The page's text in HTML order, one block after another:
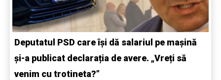
Deputatul PSD care își dă salariul pe mașină
și-a publicat declarația de avere. „Vreți să
venim cu trotineta?”